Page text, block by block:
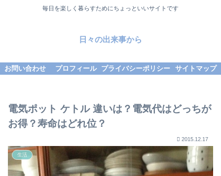
毎日を楽しく暮らすためにちょっといいサイトです
日々の出来事から
お問い合わせ プロフィール プライバシーポリシー サイトマップ
電気ポット ケトル 違いは？電気代はどっちが
お得？寿命はどれ位？
2015.12.17
生活